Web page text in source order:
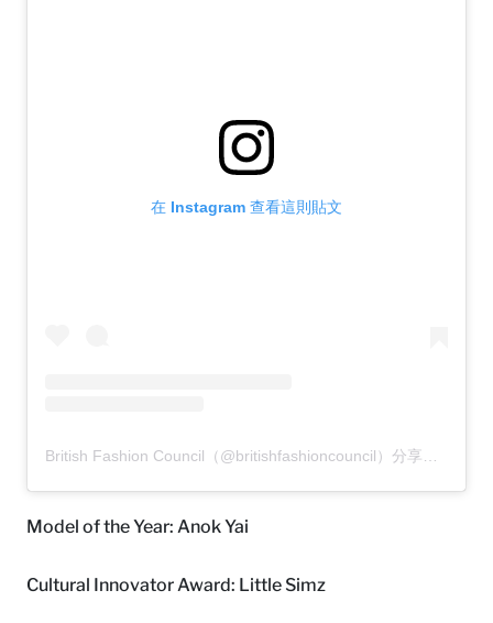
在 Instagram 查看這則貼文
Model of the Year: Anok Yai
Cultural Innovator Award: Little Simz